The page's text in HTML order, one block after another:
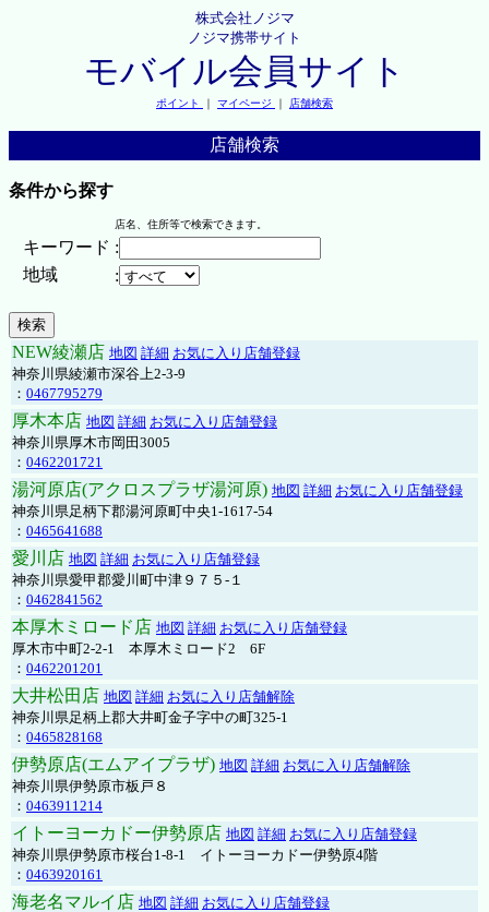
株式会社ノジマ
ノジマ携帯サイト
モバイル会員サイト
ポイント ｜ マイページ ｜ 店舗検索
店舗検索
条件から探す
店名、住所等で検索できます。
キーワード :
地域
:
NEW綾瀬店 地図 詳細 お気に入り店舗登録
神奈川県綾瀬市深谷上2-3-9
： 0467795279
厚木本店 地図 詳細 お気に入り店舗登録
神奈川県厚木市岡田3005
： 0462201721
湯河原店(アクロスプラザ湯河原) 地図 詳細 お気に入り店舗登録
神奈川県足柄下郡湯河原町中央1-1617-54
： 0465641688
愛川店 地図 詳細 お気に入り店舗登録
神奈川県愛甲郡愛川町中津９７５-１
： 0462841562
本厚木ミロード店 地図 詳細 お気に入り店舗登録
厚木市中町2-2-1 本厚木ミロード2 6F
： 0462201201
大井松田店 地図 詳細 お気に入り店舗解除
神奈川県足柄上郡大井町金子字中の町325-1
： 0465828168
伊勢原店(エムアイプラザ) 地図 詳細 お気に入り店舗解除
神奈川県伊勢原市板戸８
： 0463911214
イトーヨーカドー伊勢原店 地図 詳細 お気に入り店舗登録
神奈川県伊勢原市桜台1-8-1 イトーヨーカドー伊勢原4階
： 0463920161
海老名マルイ店 地図 詳細 お気に入り店舗登録